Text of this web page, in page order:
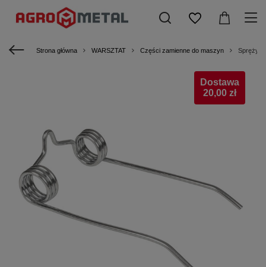
Strona główna WARSZTAT Części zamienne do maszyn
Dostawa
20,00 zł